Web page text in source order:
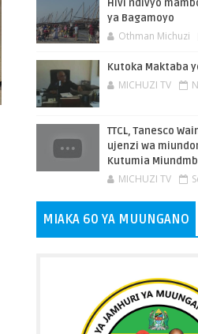
Hivi ndivyo
ya Bagamoyo
Othman Michuzi
Kutoka Maktaba
MICHUZI TV
TTCL, Tanesco
ujenzi wa
Kutumia
MICHUZI TV
MIAKA 60 YA MUUNGANO